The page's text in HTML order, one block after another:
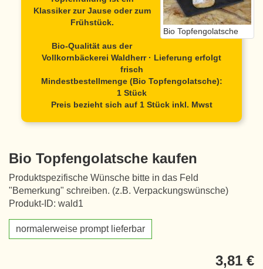
Bio Topfengolatsche
Klassiker zur Jause oder zum
Frühstück.
Bio-Qualität aus der
Vollkornbäckerei Waldherr · Lieferung erfolgt
frisch
Mindestbestellmenge (Bio Topfengolatsche):
1 Stück
Preis bezieht sich auf 1 Stück inkl. Mwst
Bio Topfengolatsche kaufen
Produktspezifische Wünsche bitte in das Feld
"Bemerkung" schreiben. (z.B. Verpackungswünsche)
Produkt-ID: wald1
normalerweise prompt lieferbar
3,81 €